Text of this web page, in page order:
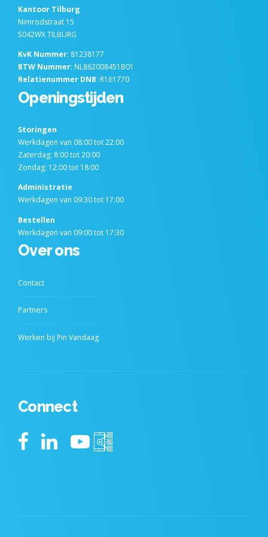
Kantoor Tilburg
Nimrodstraat 15
5042WX TILBURG
KvK Nummer: 81238177
BTW Nummer: NL862008451B01
Relatienummer DNB: R161770
Openingstijden
Storingen
Werkdagen van 08:00 tot 22:00
Zaterdag: 8:00 tot 20:00
Zondag: 12:00 tot 18:00
Administratie
Werkdagen van 09:30 tot 17:00
Bestellen
Werkdagen van 09:00 tot 17:30
Over ons
Contact
Partners
Werken bij Pin Vandaag
Connect